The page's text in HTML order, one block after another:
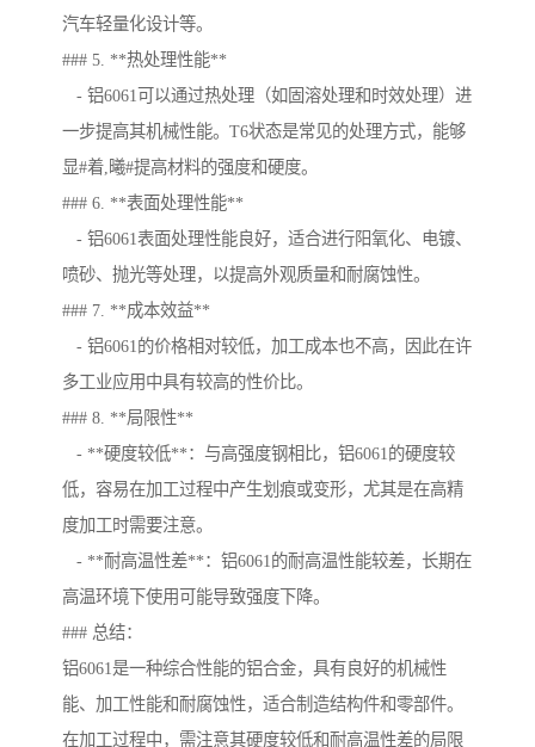
汽车轻量化设计等。
### 5. **热处理性能**
- 铝6061可以通过热处理（如固溶处理和时效处理）进
一步提高其机械性能。T6状态是常见的处理方式，能够
显#着,曦#提高材料的强度和硬度。
### 6. **表面处理性能**
- 铝6061表面处理性能良好，适合进行阳氧化、电镀、
喷砂、抛光等处理，以提高外观质量和耐腐蚀性。
### 7. **成本效益**
- 铝6061的价格相对较低，加工成本也不高，因此在许
多工业应用中具有较高的性价比。
### 8. **局限性**
- **硬度较低**：与高强度钢相比，铝6061的硬度较
低，容易在加工过程中产生划痕或变形，尤其是在高精
度加工时需要注意。
- **耐高温性差**：铝6061的耐高温性能较差，长期在
高温环境下使用可能导致强度下降。
### 总结：
铝6061是一种综合性能的铝合金，具有良好的机械性
能、加工性能和耐腐蚀性，适合制造结构件和零部件。
在加工过程中，需注意其硬度较低和耐高温性差的局限